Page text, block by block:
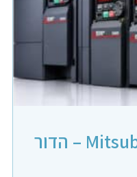
סדרת Mitsubishi FR-D800 – הדור